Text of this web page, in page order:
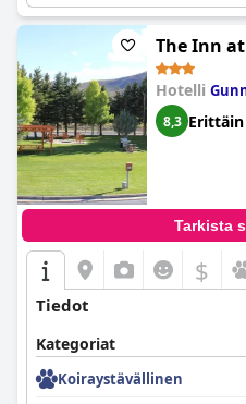
The Inn
Hotelli
8,3
Tarkista
$
Tiedot
Kategoriat
Koiraystävällinen